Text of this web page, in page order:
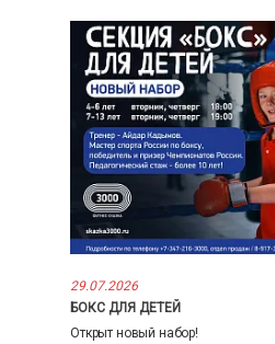
29.07.2026
БОКС ДЛЯ ДЕТЕЙ
Открыт новый набор!